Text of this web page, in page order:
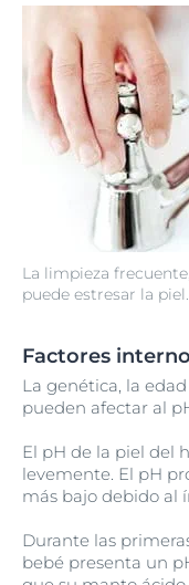
La limpieza
puede estresar la piel.
Factores
La genética, la
pueden afectar al
El pH de la piel del
levemente. El pH
más bajo debido al
Durante las
bebé presenta un